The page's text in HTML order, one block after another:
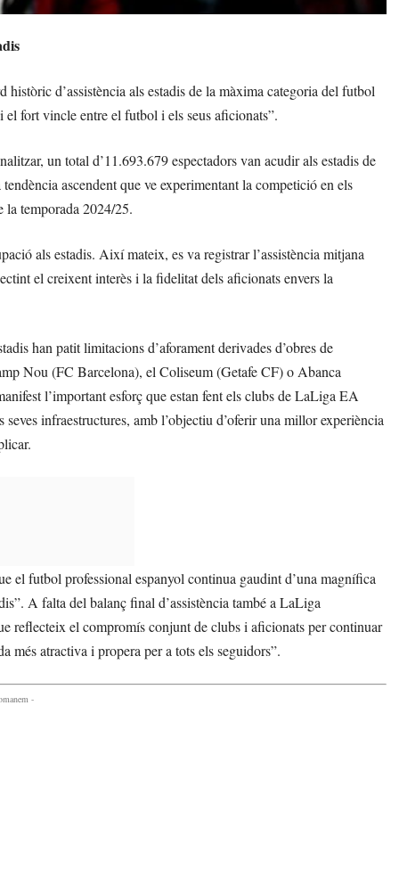
d’assistència als estadis de la màxima categoria del futbol
fort vincle entre el futbol i els seus aficionats”.
un total d’11.693.679 espectadors van acudir als estadis de
ascendent que ve experimentant la competició en els
la temporada 2024/25.
als estadis. Així mateix, es va registrar l’assistència mitjana
el creixent interès i la fidelitat dels aficionats envers la
han patit limitacions d’aforament derivades d’obres de
Nou (FC Barcelona), el Coliseum (Getafe CF) o Abanca
l’important esforç que estan fent els clubs de LaLiga EA
infraestructures, amb l’objectiu d’oferir una millor experiència
el futbol professional espanyol continua gaudint d’una magnífica
A falta del balanç final d’assistència també a LaLiga
reflecteix el compromís conjunt de clubs i aficionats per continuar
més atractiva i propera per a tots els seguidors”.
-